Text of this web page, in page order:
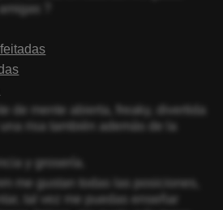
?
de mente abierta, freaky, divertida
risa también además de la
y grosería.
me gustan todas las posiciones,
tal vez me puedas enseñar